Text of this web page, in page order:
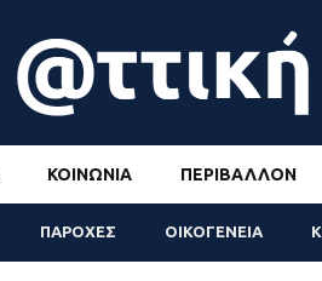
ΚΟΙΝΩΝΊΑ ΠΕΡΙΒΆΛΛΟΝ
ΠΑΡΟΧΕΣ ΟΙΚΟΓΕΝΕΙΑ